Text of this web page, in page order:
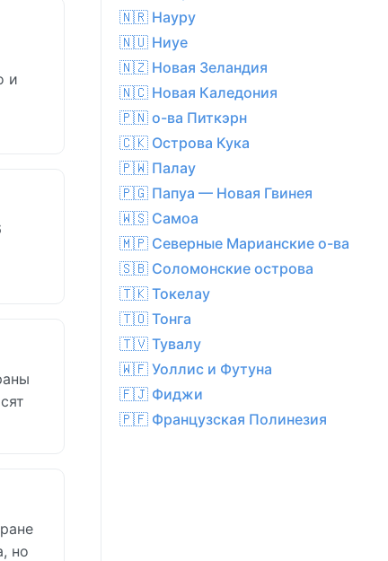
и
но
🇳🇷 Науру
🇳🇺 Ниуе
🇳🇿 Новая Зеландия
🇳🇨 Новая Каледония
🇵🇳 о-ва Питкэрн
🇨🇰 Острова Кука
🇵🇼 Палау
🇵🇬 Папуа — Новая Гвинея
🇼🇸 Самоа
🇲🇵 Северные Марианские о-ва
🇸🇧 Соломонские острова
🇹🇰 Токелау
🇹🇴 Тонга
🇹🇻 Тувалу
🇼🇫 Уоллис и Футуна
🇫🇯 Фиджи
🇵🇫 Французская Полинезия